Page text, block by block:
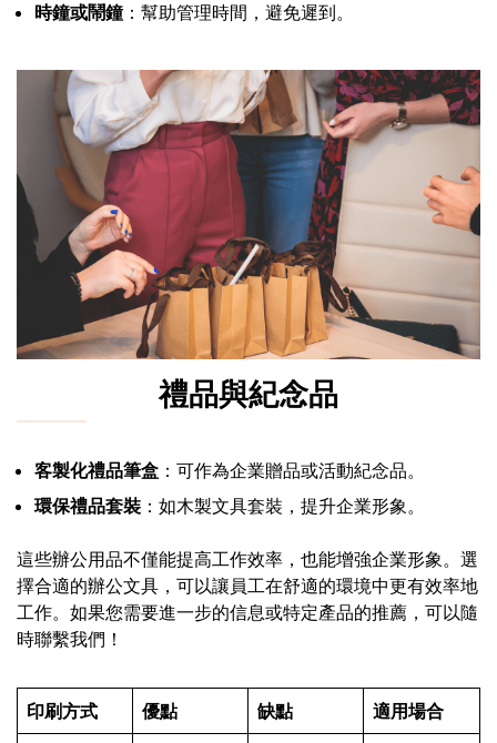
時鐘或鬧鐘：幫助管理時間，避免遲到。
禮品與紀念品
客製化禮品筆盒 ：可作為企業贈品或活動紀念品。
環保禮品套裝 ：如木製文具套裝，提升企業形象。
這些辦公用品不僅能提高工作效率，也能增強企業形象。選
擇合適的辦公文具，可以讓員工在舒適的環境中更有效率地
工作。如果您需要進一步的信息或特定產品的推薦，可以隨
時聯繫我們！
印刷方式 優點 缺點 適用場合